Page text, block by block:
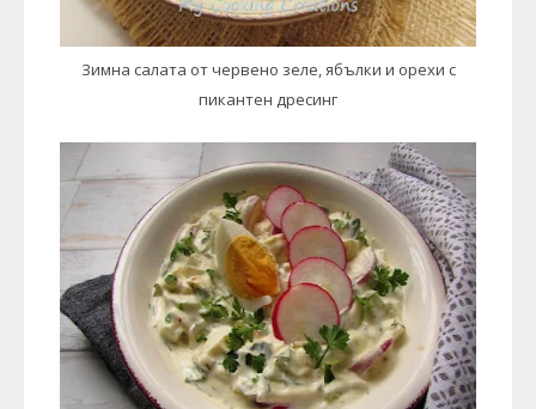
Зимна салата от червено зеле, ябълки и орехи с
пикантен дресинг